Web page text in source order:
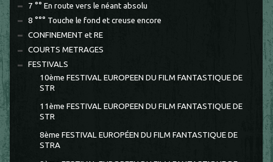
7 °° En route vers le néant absolu
8 °°° Touche le fond et creuse encore
CONFINEMENT et RE
COURTS METRAGES
FESTIVALS
10ème FESTIVAL EUROPEEN DU FILM FANTASTIQUE DE
STR
11ème FESTIVAL EUROPEEN DU FILM FANTASTIQUE DE
STR
8ème FESTIVAL EUROPÉEN DU FILM FANTASTIQUE DE
STRA